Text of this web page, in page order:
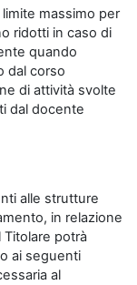
massimo per
ridotti in caso di
quando
dal corso
di attività svolte
dal docente
alle strutture
in relazione
potrà
ai seguenti
al